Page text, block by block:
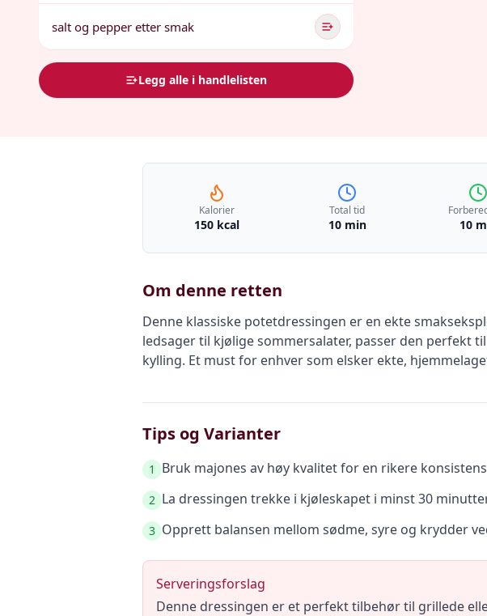
salt og pepper etter smak
Legg alle i handlelisten
Kalorier
150 kcal
Total tid
10 min 10
Om denne retten
Denne klassiske potetdressingen er en ekte
ledsager til kjølige sommersalater, passer den perfekt
kylling. Et must for enhver som elsker ekte,
Tips og Varianter
1 Bruk majones av høy kvalitet for en rikere
2 La dressingen trekke i kjøleskapet i minst 30
3 Opprett balansen mellom sødme, syre og krydder
Serveringsforslag
Denne dressingen er et perfekt tilbehør til grillede